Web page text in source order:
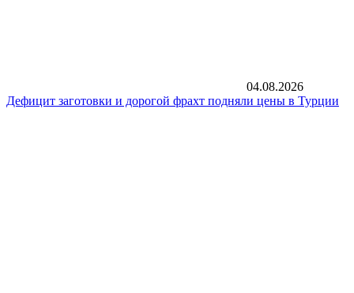
04.08.2026
Дефицит заготовки и дорогой фрахт подняли цены в Турции